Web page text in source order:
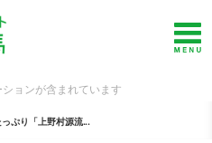
ョンが含まれています
ぷり「上野村源流...